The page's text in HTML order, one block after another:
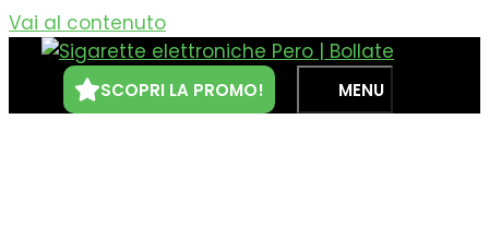
Vai al contenuto
SCOPRI LA PROMO! MENU